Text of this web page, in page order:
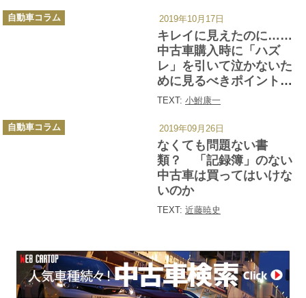
キレイに見えたのに……
中古車購入時に「ハズ
レ」を引いて泣かないた
めに見るべきポイント４
つ
TEXT: 小鮒康一
カ
テ
自動車コラム 2019年10月17日
なくても問題ない書
類？ 「記録簿」のない
中古車は買ってはいけな
いのか
TEXT: 近藤暁史
カ
テ
自動車コラム 2019年09月26日